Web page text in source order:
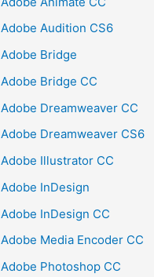
Adobe Audition CS6
Adobe Bridge
Adobe Bridge CC
Adobe Dreamweaver CC
Adobe Dreamweaver CS6
Adobe Illustrator CC
Adobe InDesign
Adobe InDesign CC
Adobe Media Encoder CC
Adobe Photoshop CC